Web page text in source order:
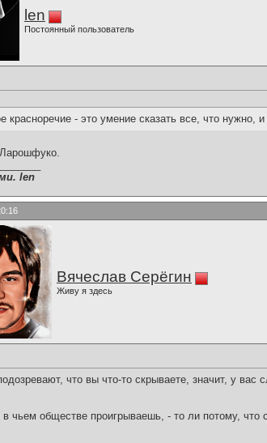
len
Постоянный пользователь
красноречие - это умение сказать все, что нужно,
len
Вячеслав Серёгин
Живу я здесь
что вы что-то скрываете, значит, у вас
в чьем обществе проигрываешь, - то ли потому,